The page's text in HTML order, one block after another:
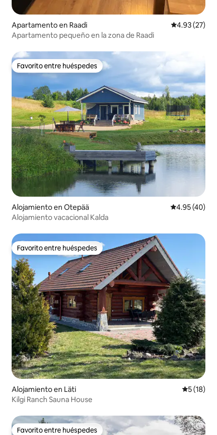
Apartamento en Raadi Calificación
4.93 (27)
Apartamento pequeño en la zona de Raadi
Favorito entre huéspedes
Favorito entre huéspedes
Alojamiento en Otepää Calificación
4.95 (40)
Alojamiento vacacional Kalda
Favorito entre huéspedes
Favorito entre huéspedes
Alojamiento en Läti
5 (18)
Kilgi Ranch Sauna House
Favorito entre huéspedes